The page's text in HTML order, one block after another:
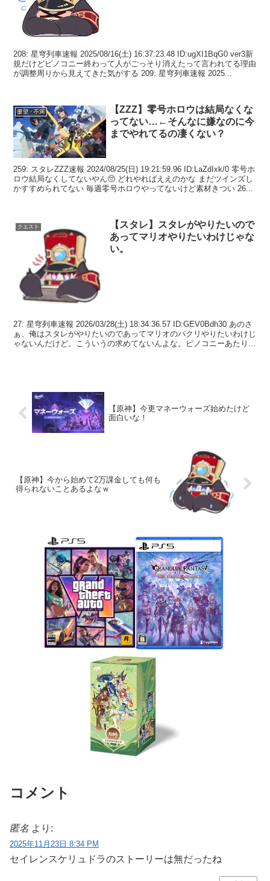
208: 星穹列車速報 2025/08/16(土) 16:37:23.48 ID:ugXI1BqG0 ver3新
規だけどピノコニー終わって人がごっそり消えたって言われてる理由
が調整周りから見えてきた気がする 209: 星穹列車速報 2025...
要望・不満
【ZZZ】零号ホロウは結局なくな
ってない…←そんなに嫌なのに今
までやれてるの凄くない？
259: スタレZZZ速報 2024/08/25(日) 19:21:59.96 ID:LaZdIxk/0 零号ホ
ロウ結局なくしてないやん🥺 どれやればええのかな まだツインズし
かすすめられてない 毎週零号ホロウやってないけど素材きつい 26...
クエスト
【スタレ】スタレがやりたいので
あってマリオやりたいわけじゃな
い。
27: 星穹列車速報 2026/03/28(土) 18:34:36.57 ID:GEV0Bdh30 あのさ
ぁ、俺はスタレがやりたいのであってマリオのパクリやりたいわけじ
ゃないんだけど。こういうの求めてないんよな。ピノコニーあたりか
【原神】今更マネーウォーズ始めたけど
面白いな！
【原神】今から始めて2万課金しても何も
得られないことあるよなｗ
コメント
匿名 より:
2025年11月23日 8:34 PM
セイレンスケリュドラのストーリーは無だったね